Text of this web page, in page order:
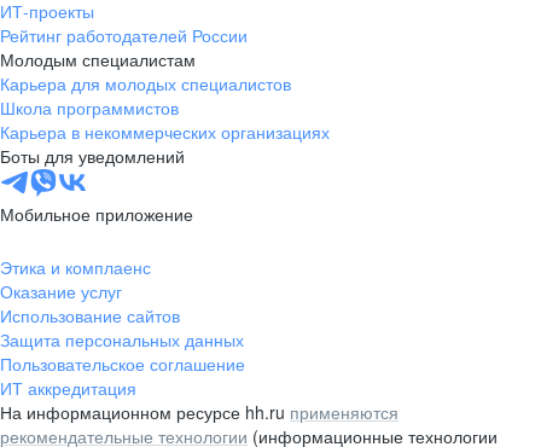
ИТ-проекты
Рейтинг работодателей России
Молодым специалистам
Карьера для молодых специалистов
Школа программистов
Карьера в некоммерческих организациях
Боты для уведомлений
Мобильное приложение
Этика и комплаенс
Оказание услуг
Использование сайтов
Защита персональных данных
Пользовательское соглашение
ИТ аккредитация
На информационном ресурсе hh.ru применяются
рекомендательные технологии (информационные технологии